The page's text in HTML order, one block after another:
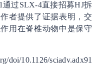
过SLX-4直接招募HJ拆
者提供了证据表明，交
用在脊椎动物中是保守
doi/10.1126/sciadv.adx91